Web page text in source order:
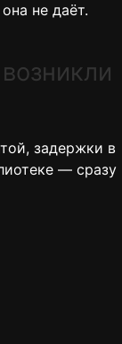
не даёт.
задержки в
— сразу